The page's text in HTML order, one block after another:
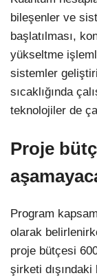
bileşenler ve
başlatılması,
yükseltme
sistemler
sıcaklığında
teknolojiler de
Proje
Program
olarak
proje bütçesi
şirketi